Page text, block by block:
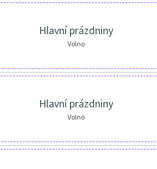
Hlavní prázdniny
Volno
Hlavní prázdniny
Volno